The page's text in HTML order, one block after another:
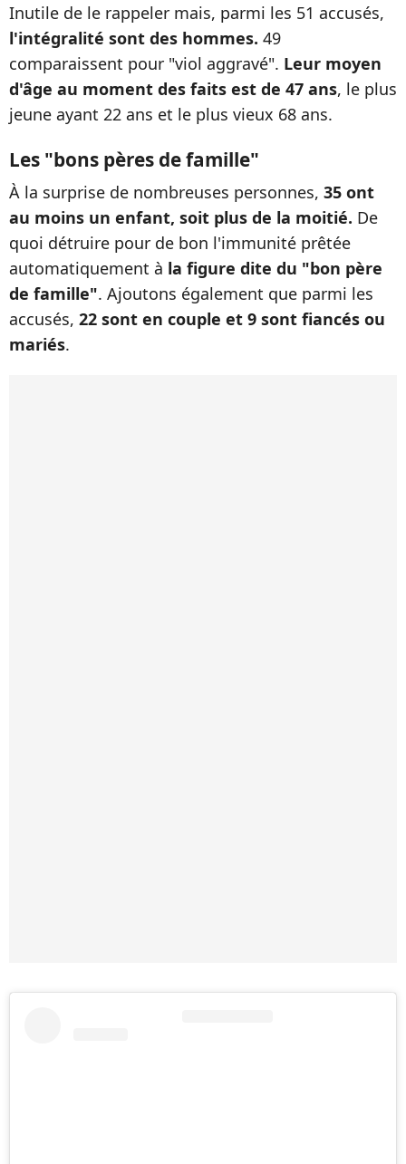
Inutile de le rappeler mais, parmi les 51 accusés,
l'intégralité sont des hommes. 49
comparaissent pour "viol aggravé". Leur moyen
d'âge au moment des faits est de 47 ans, le plus
jeune ayant 22 ans et le plus vieux 68 ans.
Les "bons pères de famille"
À la surprise de nombreuses personnes, 35 ont
au moins un enfant, soit plus de la moitié. De
quoi détruire pour de bon l'immunité prêtée
automatiquement à la figure dite du "bon père
de famille". Ajoutons également que parmi les
accusés, 22 sont en couple et 9 sont fiancés ou
mariés.